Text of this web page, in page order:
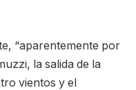
“aparentemente por
la salida de la
vientos y el